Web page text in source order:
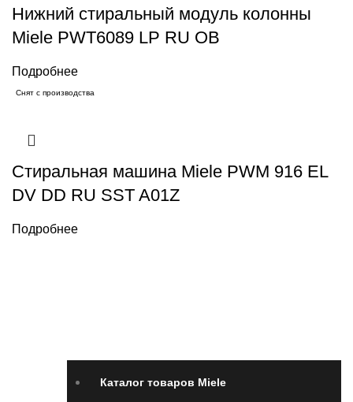
Нижний стиральный модуль колонны
Miele PWT6089 LP RU OB
Подробнее
Снят с производства
Стиральная машина Miele PWM 916 EL
DV DD RU SST A01Z
Подробнее
Каталог товаров Miele